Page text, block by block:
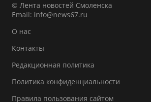
© Лента новостей Смоленска
Email: info@news67.ru
О нас
Контакты
Редакционная политика
Политика конфиденциальности
Правила пользования сайтом